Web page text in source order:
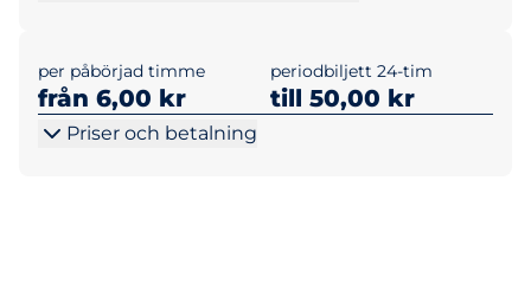
per påbörjad timme
från 6,00 kr
periodbiljett 24-tim
till 50,00 kr
Priser och betalning